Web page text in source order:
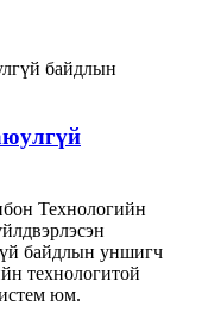
Технологийн
байдлын уншигч
технологитой
юм.